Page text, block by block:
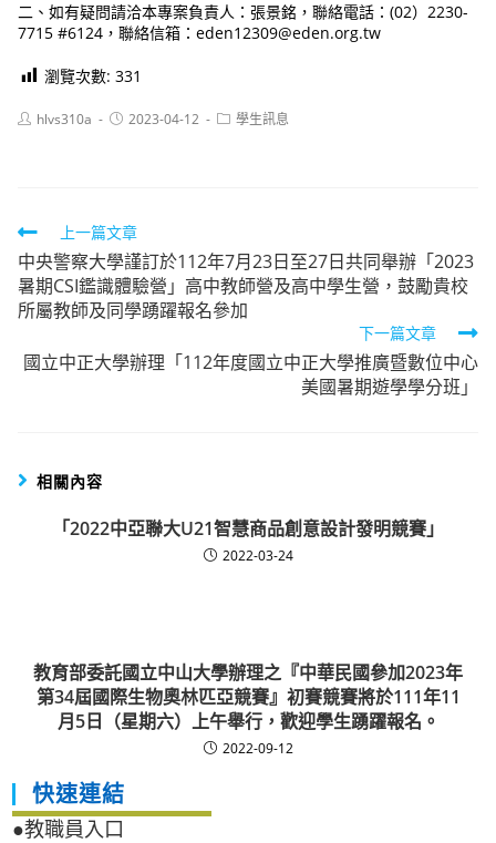
二、如有疑問請洽本專案負責人：張景銘，聯絡電話：(02）2230-
7715 #6124，聯絡信箱：eden12309@eden.org.tw
瀏覽次數: 331
Posthlvs310a
Post2023-04-12
Post學生訊息
Read
more
articles
上一篇文章
中央警察大學謹訂於112年7月23日至27日共同舉辦「2023
暑期CSI鑑識體驗營」高中教師營及高中學生營，鼓勵貴校
所屬教師及同學踴躍報名參加
下一篇文章
國立中正大學辦理「112年度國立中正大學推廣暨數位中心
美國暑期遊學學分班」
相關內容
「2022中亞聯大U21智慧商品創意設計發明競賽」
2022-03-24
教育部委託國立中山大學辦理之『中華民國參加2023年
第34屆國際生物奧林匹亞競賽』初賽競賽將於111年11
月5日（星期六）上午舉行，歡迎學生踴躍報名。
2022-09-12
快速連結
●教職員入口